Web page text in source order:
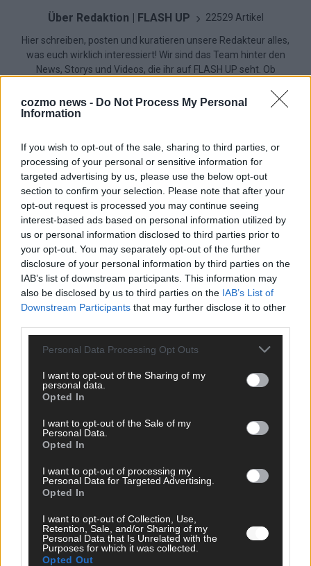
cozmo news - Do Not Process My Personal
Information
If you wish to opt-out of the sale, sharing to third parties, or
processing of your personal or sensitive information for
targeted advertising by us, please use the below opt-out
section to confirm your selection. Please note that after your
opt-out request is processed you may continue seeing
interest-based ads based on personal information utilized by
us or personal information disclosed to third parties prior to
your opt-out. You may separately opt-out of the further
disclosure of your personal information by third parties on the
IAB’s list of downstream participants. This information may
also be disclosed by us to third parties on the IAB’s List of
Downstream Participants that may further disclose it to other
Personal Data Processing Opt Outs
I want to opt-out of the Sharing of my
personal data.
Opted In
I want to opt-out of the Sale of my
Personal Data.
Opted In
I want to opt-out of processing my
Personal Data for Targeted Advertising.
Opted In
I want to opt-out of Collection, Use,
Retention, Sale, and/or Sharing of my
Personal Data that Is Unrelated with the
Purposes for which it was collected.
Opted Out
Über Redaktion | FLASH UP 22529 Artikel
Hier schreiben, posten und kuratieren unsere Redakteur alles,
was euch wirklich interessiert! Wir sind das Team hinter den
News, Storys und Videos, die ihr auf FLASH UP seht. Ob
oder crazy Trends – wir checken alles für euch, filtern das
Wichtigste raus und bringen’s auf den Punkt.
TOP STORIES
Monaco, Sallys Café, Westernbrauerei – der
Europa-Park 2026 macht vieles neu
EXTRA
Juni 2026
DARA gewinnt verdient, Israel beunruhigend –
Mai 2026
KOMMENTAR
ESC-Finale morgen: Finnland Favorit, Australien
aufgestiegen – alle 25 Acts im Kurzcheck
Mai 2026
KOMMENTAR